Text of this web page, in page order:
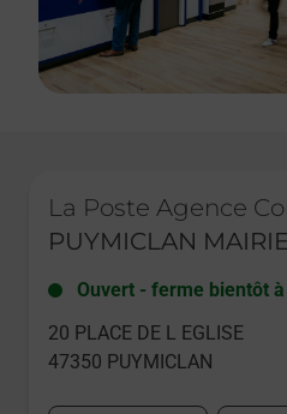
La Poste Agence
PUYMICLAN MAIRIE
Ouvert - ferme bientôt à
20 PLACE DE L EGLISE
47350 PUYMICLAN